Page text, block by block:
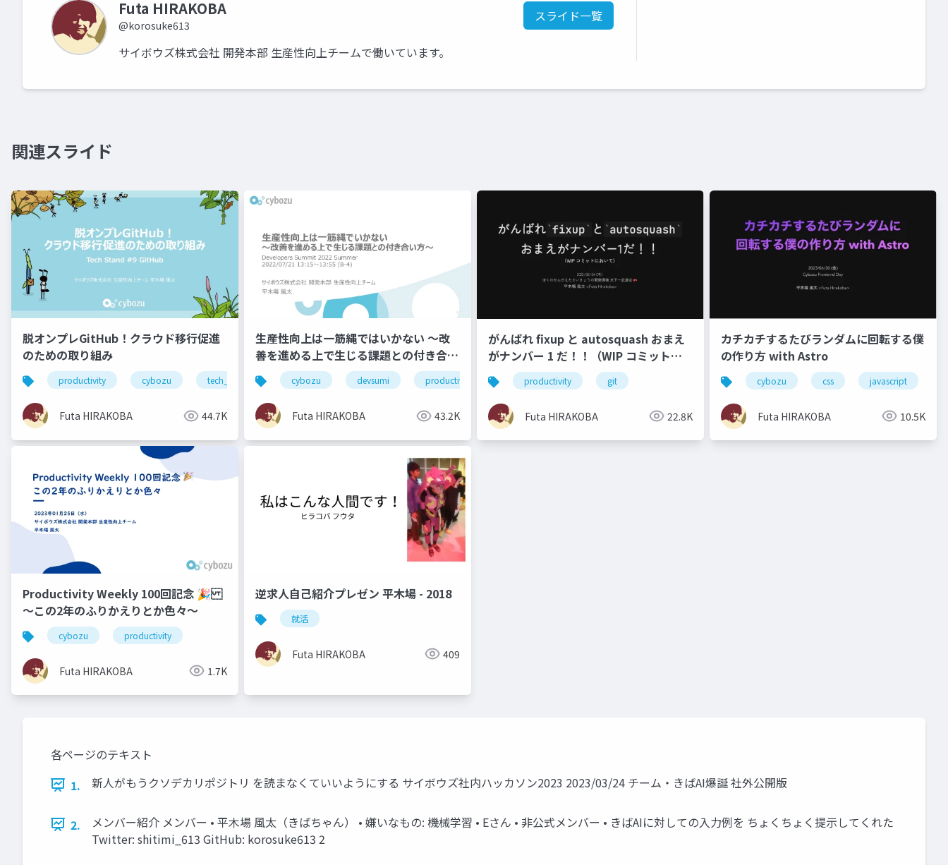
Futa HIRAKOBA
@korosuke613
スライド一覧
サイボウズ株式会社 開発本部 生産性向上チームで働いています。
関連スライド
脱オンプレGitHub！クラウド移行促進
のための取り組み
productivity cybozu tech_stand
Futa HIRAKOBA 44.7K
生産性向上は一筋縄ではいかない 〜改
善を進める上で生じる課題との付き合い
方〜
cybozu devsumi productivity
Futa HIRAKOBA 43.2K
がんばれ fixup と autosquash おまえ
がナンバー 1 だ！！（WIP コミットに
おいて）productivity git
Futa HIRAKOBA 22.8K
カチカチするたびランダムに回転する僕
の作り方 with Astro
cybozu css javascript
Futa HIRAKOBA 10.5K
Productivity Weekly 100回記念 🎉
〜この2年のふりかえりとか色々〜
cybozu productivity
Futa HIRAKOBA 1.7K
逆求人自己紹介プレゼン 平木場 - 2018
就活
Futa HIRAKOBA 409
各ページのテキスト
1.
新⼈がもうクソデカリポジトリ を読まなくていいようにする サイボウズ社内ハッカソン2023 2023/03/24 チーム・きばAI爆誕 社外公開版
2.
メンバー紹介 メンバー • 平⽊場 ⾵太（きばちゃん） • 嫌いなもの: 機械学習 • Eさん • ⾮公式メンバー • きばAIに対しての⼊⼒例を ちょくちょく提⽰してくれた
Twitter: shitimi_613 GitHub: korosuke613 2